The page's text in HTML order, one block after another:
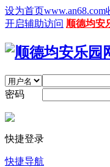
设为首页www.an68.com
开启辅助访问 顺德均安
密码
快捷登录
快捷导航